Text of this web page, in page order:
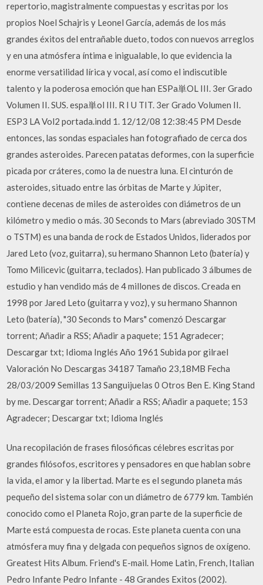
repertorio, magistralmente compuestas y escritas por los
propios Noel Schajris y Leonel García, además de los más
grandes éxitos del entrañable dueto, todos con nuevos arreglos
y en una atmósfera íntima e inigualable, lo que evidencia la
enorme versatilidad lírica y vocal, así como el indiscutible
talento y la poderosa emoción que han ESPa単OL III. 3er Grado
Volumen II. SUS. espa単ol III. R I U TIT. 3er Grado Volumen II.
ESP3 LA Vol2 portada.indd 1. 12/12/08 12:38:45 PM Desde
entonces, las sondas espaciales han fotografiado de cerca dos
grandes asteroides. Parecen patatas deformes, con la superficie
picada por cráteres, como la de nuestra luna. El cinturón de
asteroides, situado entre las órbitas de Marte y Júpiter,
contiene decenas de miles de asteroides con diámetros de un
kilómetro y medio o más. 30 Seconds to Mars (abreviado 30STM
o TSTM) es una banda de rock de Estados Unidos, liderados por
Jared Leto (voz, guitarra), su hermano Shannon Leto (batería) y
Tomo Milicevic (guitarra, teclados). Han publicado 3 álbumes de
estudio y han vendido más de 4 millones de discos. Creada en
1998 por Jared Leto (guitarra y voz), y su hermano Shannon
Leto (batería), "30 Seconds to Mars" comenzó Descargar
torrent; Añadir a RSS; Añadir a paquete; 151 Agradecer;
Descargar txt; Idioma Inglés Año 1961 Subida por gilrael
Valoración No Descargas 34187 Tamaño 23,18MB Fecha
28/03/2009 Semillas 13 Sanguijuelas 0 Otros Ben E. King Stand
by me. Descargar torrent; Añadir a RSS; Añadir a paquete; 153
Agradecer; Descargar txt; Idioma Inglés
Una recopilación de frases filosóficas célebres escritas por
grandes filósofos, escritores y pensadores en que hablan sobre
la vida, el amor y la libertad. Marte es el segundo planeta más
pequeño del sistema solar con un diámetro de 6779 km. También
conocido como el Planeta Rojo, gran parte de la superficie de
Marte está compuesta de rocas. Este planeta cuenta con una
atmósfera muy fina y delgada con pequeños signos de oxígeno.
Greatest Hits Album. Friend's E-mail. Home Latin, French, Italian
Pedro Infante Pedro Infante - 48 Grandes Exitos (2002).